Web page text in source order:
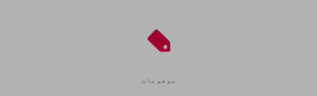
موضوعات